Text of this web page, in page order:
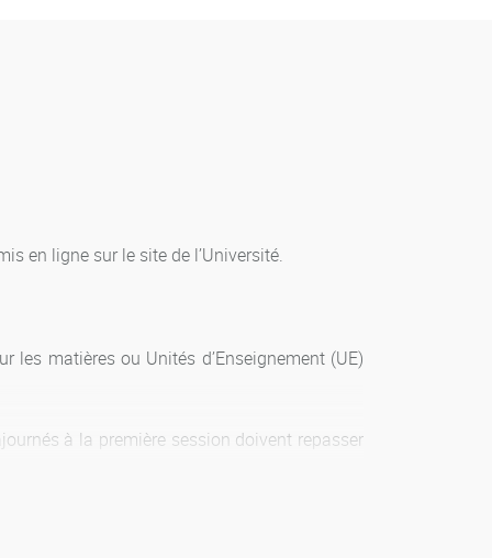
en ligne sur le site de l’Université.
les matières ou Unités d’Enseignement (UE)
à la première session doivent repasser
et de communication des étudiants.